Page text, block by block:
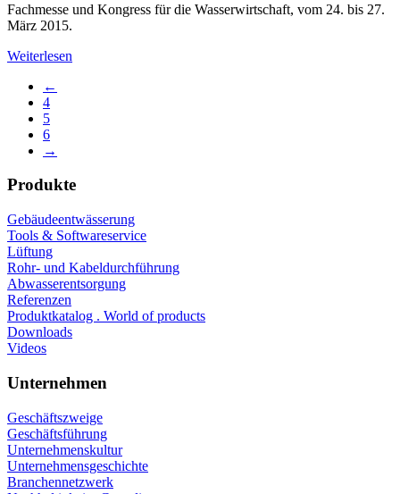
Fachmesse und Kongress für die Wasserwirtschaft, vom 24. bis 27.
März 2015.
Weiterlesen
←
4
5
6
→
Produkte
Gebäudeentwässerung
Tools & Softwareservice
Lüftung
Rohr- und Kabeldurchführung
Abwasserentsorgung
Referenzen
Produktkatalog . World of products
Downloads
Videos
Unternehmen
Geschäftszweige
Geschäftsführung
Unternehmenskultur
Unternehmensgeschichte
Branchennetzwerk